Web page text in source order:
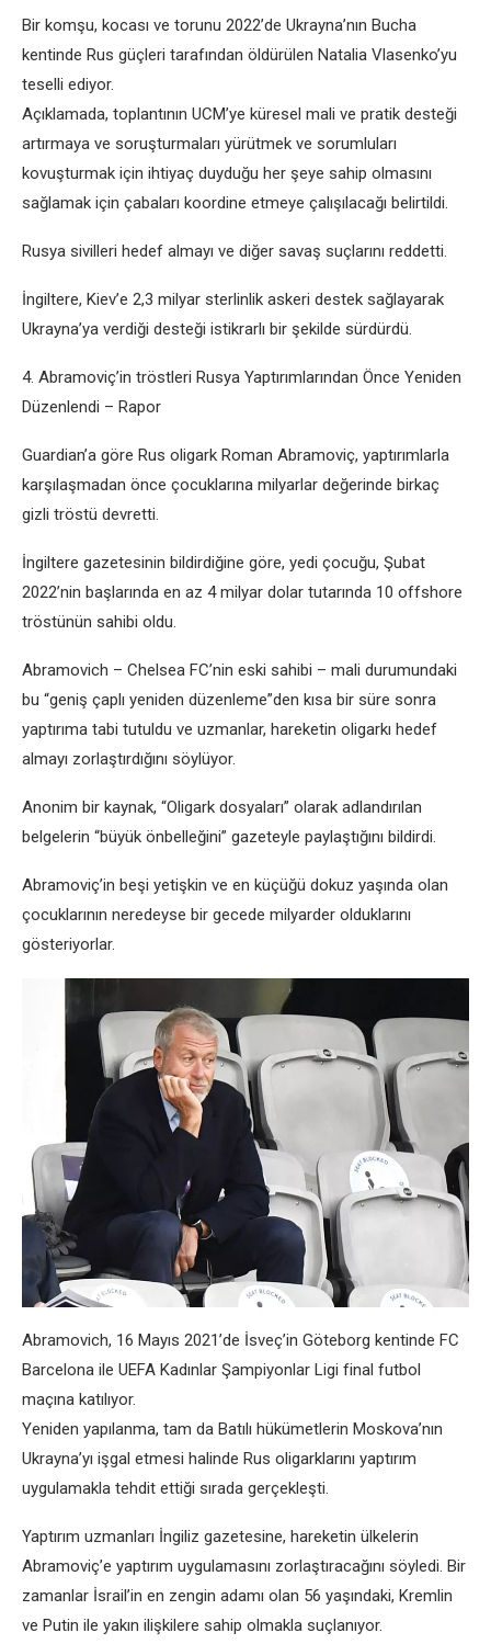
Bir komşu, kocası ve torunu 2022’de Ukrayna’nın Bucha
kentinde Rus güçleri tarafından öldürülen Natalia Vlasenko’yu
teselli ediyor.
Açıklamada, toplantının UCM’ye küresel mali ve pratik desteği
artırmaya ve soruşturmaları yürütmek ve sorumluları
kovuşturmak için ihtiyaç duyduğu her şeye sahip olmasını
sağlamak için çabaları koordine etmeye çalışılacağı belirtildi.
Rusya sivilleri hedef almayı ve diğer savaş suçlarını reddetti.
İngiltere, Kiev’e 2,3 milyar sterlinlik askeri destek sağlayarak
Ukrayna’ya verdiği desteği istikrarlı bir şekilde sürdürdü.
4. Abramoviç’in tröstleri Rusya Yaptırımlarından Önce Yeniden
Düzenlendi – Rapor
Guardian’a göre Rus oligark Roman Abramoviç, yaptırımlarla
karşılaşmadan önce çocuklarına milyarlar değerinde birkaç
gizli tröstü devretti.
İngiltere gazetesinin bildirdiğine göre, yedi çocuğu, Şubat
2022’nin başlarında en az 4 milyar dolar tutarında 10 offshore
tröstünün sahibi oldu.
Abramovich – Chelsea FC’nin eski sahibi – mali durumundaki
bu “geniş çaplı yeniden düzenleme”den kısa bir süre sonra
yaptırıma tabi tutuldu ve uzmanlar, hareketin oligarkı hedef
almayı zorlaştırdığını söylüyor.
Anonim bir kaynak, “Oligark dosyaları” olarak adlandırılan
belgelerin “büyük önbelleğini” gazeteyle paylaştığını bildirdi.
Abramoviç’in beşi yetişkin ve en küçüğü dokuz yaşında olan
çocuklarının neredeyse bir gecede milyarder olduklarını
gösteriyorlar.
Abramovich, 16 Mayıs 2021’de İsveç’in Göteborg kentinde FC
Barcelona ile UEFA Kadınlar Şampiyonlar Ligi final futbol
maçına katılıyor.
Yeniden yapılanma, tam da Batılı hükümetlerin Moskova’nın
Ukrayna’yı işgal etmesi halinde Rus oligarklarını yaptırım
uygulamakla tehdit ettiği sırada gerçekleşti.
Yaptırım uzmanları İngiliz gazetesine, hareketin ülkelerin
Abramoviç’e yaptırım uygulamasını zorlaştıracağını söyledi. Bir
zamanlar İsrail’in en zengin adamı olan 56 yaşındaki, Kremlin
ve Putin ile yakın ilişkilere sahip olmakla suçlanıyor.